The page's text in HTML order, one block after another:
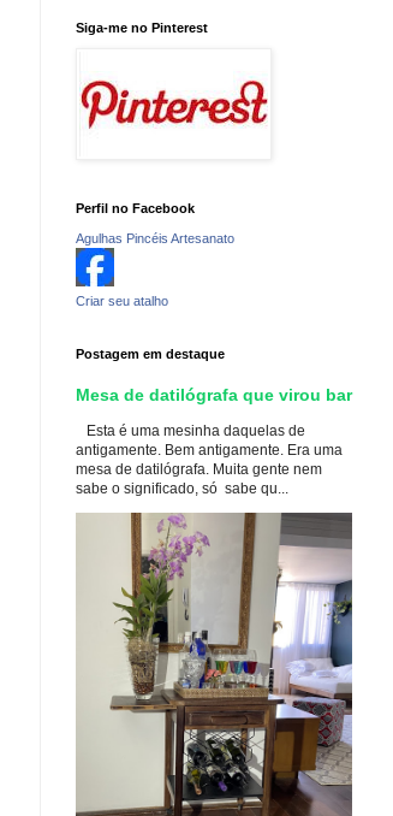
Siga-me no Pinterest
Perfil no Facebook
Agulhas Pincéis Artesanato
Criar seu atalho
Postagem em destaque
Mesa de datilógrafa que virou bar
Esta é uma mesinha daquelas de
antigamente. Bem antigamente. Era uma
mesa de datilógrafa. Muita gente nem
sabe o significado, só sabe qu...